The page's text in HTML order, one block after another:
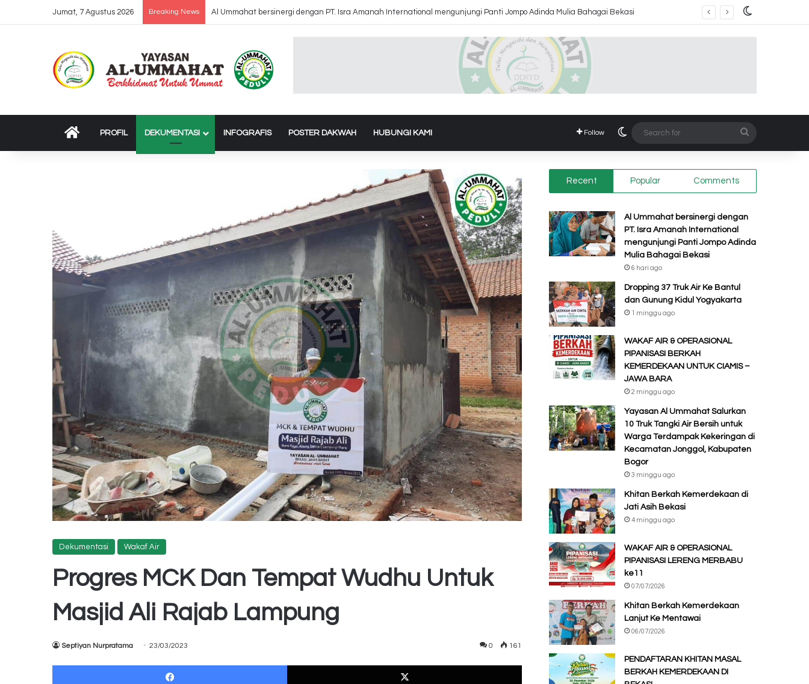
Jumat, 7 Agustus 2026 Breaking News Dropping 37 Truk Air Ke Bantul dan Gunung Kidul Yogyakarta
BERANDA
PROFIL DEKUMENTASI INFOGRAFIS POSTER DAKWAH HUBUNGI KAMI Follow Switch skin
for
Dekumentasi Wakaf Air
Progres MCK Dan Tempat Wudhu Untuk
Masjid Ali Rajab Lampung
Septiyan Nurpratama 23/03/2023 0 161
Facebook X
Recent Popular Comments
Al Ummahat bersinergi dengan
PT. Isra Amanah International
mengunjungi Panti Jompo Adinda
Mulia Bahagai Bekasi
6 hari ago
Dropping 37 Truk Air Ke Bantul
dan Gunung Kidul Yogyakarta
1 minggu ago
WAKAF AIR & OPERASIONAL
PIPANISASI BERKAH
KEMERDEKAAN UNTUK CIAMIS –
JAWA BARA
2 minggu ago
Yayasan Al Ummahat Salurkan
10 Truk Tangki Air Bersih untuk
Warga Terdampak Kekeringan di
Kecamatan Jonggol, Kabupaten
Bogor
3 minggu ago
Khitan Berkah Kemerdekaan di
Jati Asih Bekasi
4 minggu ago
WAKAF AIR & OPERASIONAL
PIPANISASI LERENG MERBABU
ke11
07/07/2026
Khitan Berkah Kemerdekaan
Lanjut Ke Mentawai
06/07/2026
PENDAFTARAN KHITAN MASAL
BERKAH KEMERDEKAAN DI